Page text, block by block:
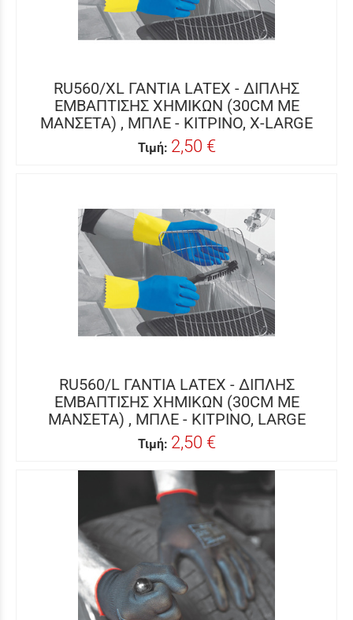
RU560/XL ΓΑΝΤΙΑ LATEX - ΔΙΠΛΗΣ
ΕΜΒΑΠΤΙΣΗΣ ΧΗΜΙΚΩΝ (30CM ΜΕ
ΜΑΝΣΕΤΑ) , ΜΠΛΕ - ΚΙΤΡΙΝΟ, X-LARGE
Τιμή: 2,50 €
RU560/L ΓΑΝΤΙΑ LATEX - ΔΙΠΛΗΣ
ΕΜΒΑΠΤΙΣΗΣ ΧΗΜΙΚΩΝ (30CM ΜΕ
ΜΑΝΣΕΤΑ) , ΜΠΛΕ - ΚΙΤΡΙΝΟ, LARGE
Τιμή: 2,50 €